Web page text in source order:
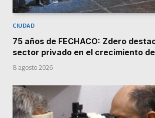
CIUDAD
75 años de FECHACO: Zdero
sector privado en el crecimiento
8 agosto 2026